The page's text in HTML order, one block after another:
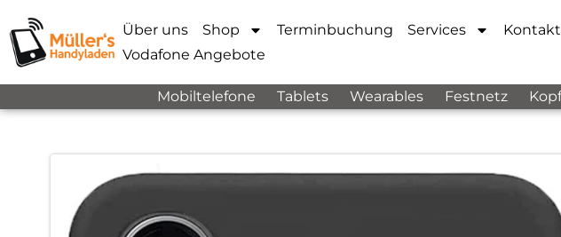
Über uns Shop Terminbuchung Services
Kontakt
Vodafone Angebote
Mobiltelefone Tablets Wearables Festnetz